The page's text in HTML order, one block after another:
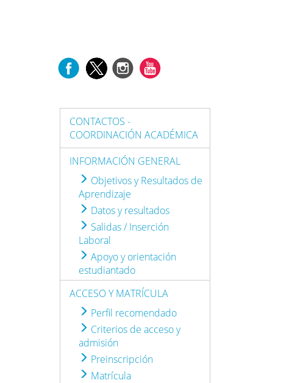
CONTACTOS -
COORDINACIÓN ACADÉMICA
INFORMACIÓN GENERAL
Objetivos y Resultados de
Aprendizaje
Datos y resultados
Salidas / Inserción
Laboral
Apoyo y orientación
estudiantado
ACCESO Y MATRÍCULA
Perfil recomendado
Criterios de acceso y
admisión
Preinscripción
Matrícula